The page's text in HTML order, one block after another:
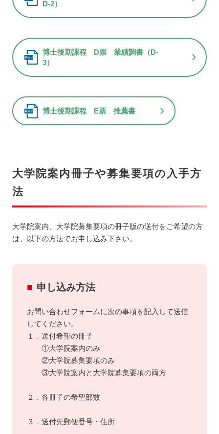
D-2）
博士後期課程 D票 業績調書（D-
3）
博士後期課程 E票 推薦書
大学院案内冊子や募集要項の入手方
法
大学院案内、大学院募集要項の冊子版の送付をご希望の方
は、以下の方法でお申し込み下さい。
申し込み方法
お問い合わせフォームに次の事項を記入して送信
してください。
１．送付希望の冊子
①大学院案内のみ
②大学院募集要項のみ
③大学院案内と大学院募集要項の両方
２．各冊子の希望部数
３．送付先郵便番号・住所